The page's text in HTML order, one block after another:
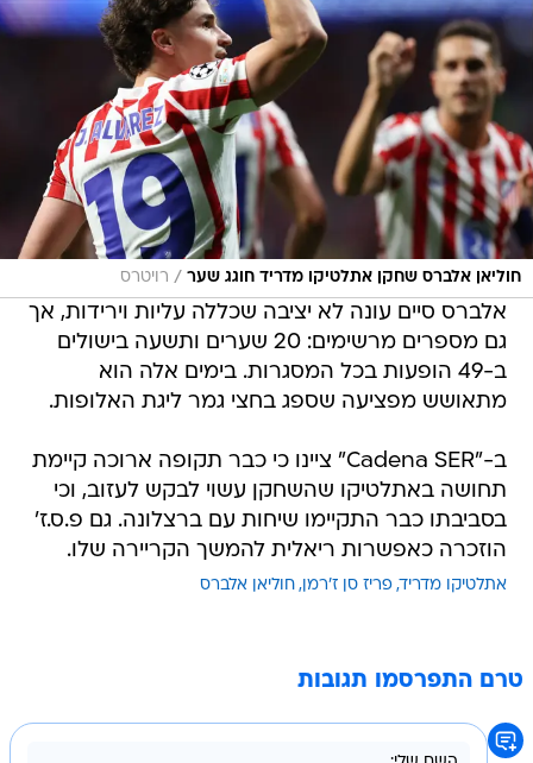
חוליאן אלברס שחקן אתלטיקו מדריד חוגג שער / רויטרס
אלברס סיים עונה לא יציבה שכללה עליות וירידות, אך
גם מספרים מרשימים: 20 שערים ותשעה בישולים
ב-49 הופעות בכל המסגרות. בימים אלה הוא
מתאושש מפציעה שספג בחצי גמר ליגת האלופות.
ב-"Cadena SER" ציינו כי כבר תקופה ארוכה קיימת
תחושה באתלטיקו שהשחקן עשוי לבקש לעזוב, וכי
בסביבתו כבר התקיימו שיחות עם ברצלונה. גם פ.ס.ז'
הוזכרה כאפשרות ריאלית להמשך הקריירה שלו.
אתלטיקו מדריד פריז סן ז'רמן חוליאן אלברס
טרם התפרסמו תגובות